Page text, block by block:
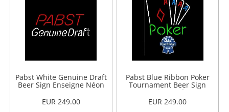
Pabst White Genuine Draft
Beer Sign Enseigne Néon
EUR 249.00
Pabst Blue Ribbon Poker
Tournament Beer Sign
Enseigne Néon
EUR 249.00